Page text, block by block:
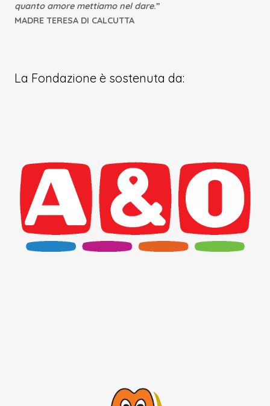
left
quanto amore mettiamo nel dare.”
MADRE TERESA DI CALCUTTA
La Fondazione è sostenuta da: